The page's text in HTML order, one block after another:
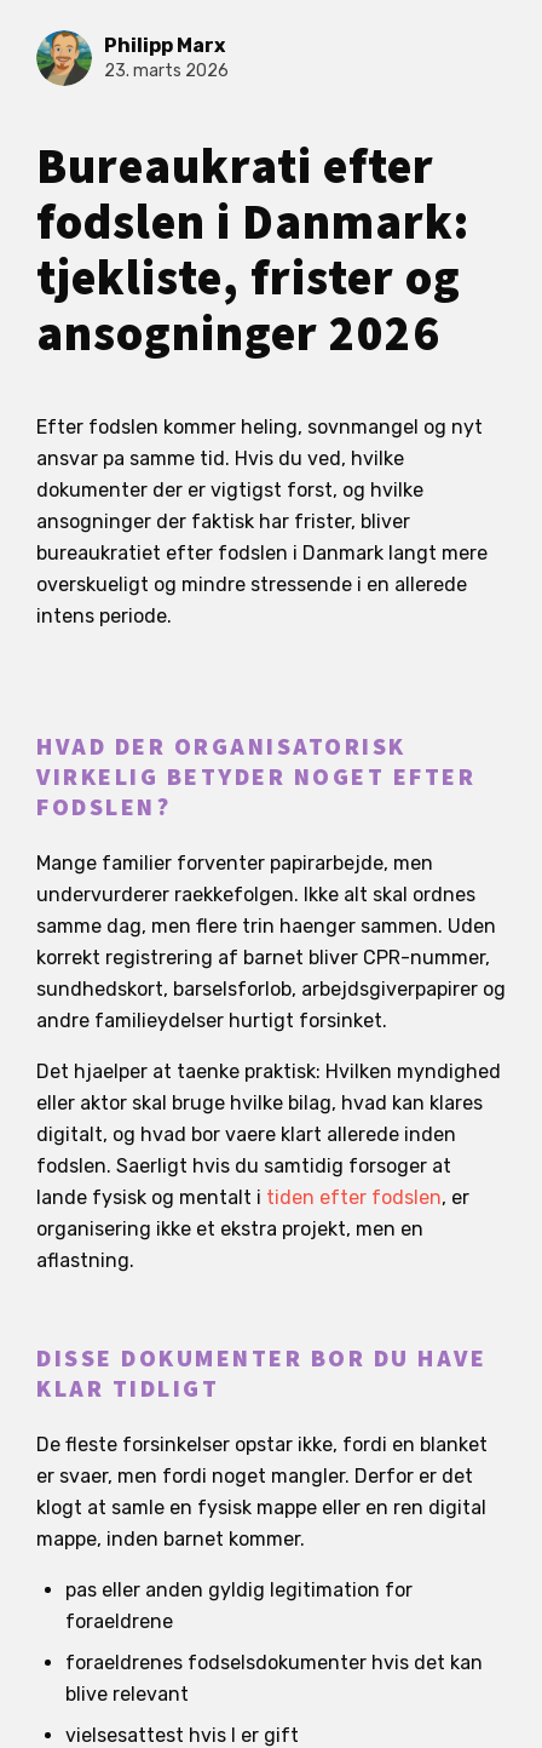
Philipp Marx
23. marts 2026
Bureaukrati efter
fodslen i Danmark:
tjekliste, frister og
ansogninger 2026
Efter fodslen kommer heling, sovnmangel og nyt
ansvar pa samme tid. Hvis du ved, hvilke
dokumenter der er vigtigst forst, og hvilke
ansogninger der faktisk har frister, bliver
bureaukratiet efter fodslen i Danmark langt mere
overskueligt og mindre stressende i en allerede
intens periode.
HVAD DER ORGANISATORISK
VIRKELIG BETYDER NOGET EFTER
FODSLEN?
Mange familier forventer papirarbejde, men
undervurderer raekkefolgen. Ikke alt skal ordnes
samme dag, men flere trin haenger sammen. Uden
korrekt registrering af barnet bliver CPR-nummer,
sundhedskort, barselsforlob, arbejdsgiverpapirer og
andre familieydelser hurtigt forsinket.
Det hjaelper at taenke praktisk: Hvilken myndighed
eller aktor skal bruge hvilke bilag, hvad kan klares
digitalt, og hvad bor vaere klart allerede inden
fodslen. Saerligt hvis du samtidig forsoger at
lande fysisk og mentalt i tiden efter fodslen, er
organisering ikke et ekstra projekt, men en
aflastning.
DISSE DOKUMENTER BOR DU HAVE
KLAR TIDLIGT
De fleste forsinkelser opstar ikke, fordi en blanket
er svaer, men fordi noget mangler. Derfor er det
klogt at samle en fysisk mappe eller en ren digital
mappe, inden barnet kommer.
pas eller anden gyldig legitimation for
foraeldrene
foraeldrenes fodselsdokumenter hvis det kan
blive relevant
vielsesattest hvis I er gift